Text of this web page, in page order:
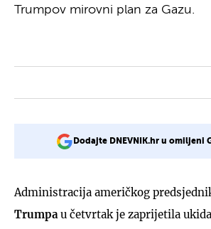
Trumpov mirovni plan za Gazu.
Dodajte DNEVNIK.hr u omiljeni
Administracija američkog
Trumpa u četvrtak je zaprijetila